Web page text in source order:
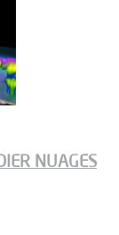
NUAGES